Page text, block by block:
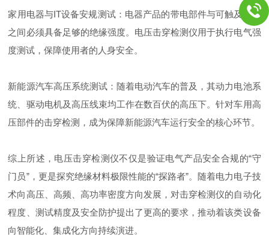
家用电器与IT设备安规测试：电器产品的带电部件与可触及外壳
之间必须具备足够的绝缘强度。电压击穿检测仪用于执行电气强
度测试，保障使用者的人身安全。
新能源汽车高压系统测试：随着电动汽车的普及，其动力电池系
统、驱动电机及高压线束均工作在数百伏的高压下。针对车用高
压部件的击穿检测，成为保障新能源汽车运行安全的核心环节。
综上所述，电压击穿检测仪不仅是验证电气产品安全合规的“守
门员”，更是探究绝缘材料极限性能的“探路者”。随着电力电子技
术向高压、高频、高功率密度方向发展，对击穿检测仪的自动化
程度、测试精度及安全防护提出了更高的要求，推动着该类设备
向智能化、集成化方向持续演进。